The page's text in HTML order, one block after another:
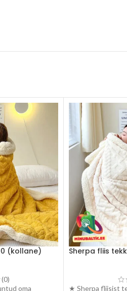
(kollane)
(0)
oma
Sherpa fliis
★ Sherpa fliisist